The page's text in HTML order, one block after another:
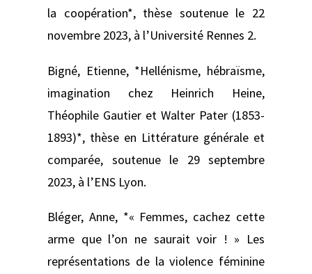
la coopération*, thèse soutenue le 22
novembre 2023, à l’Université Rennes 2.
Bigné, Etienne, *Hellénisme, hébraïsme,
imagination chez Heinrich Heine,
Théophile Gautier et Walter Pater (1853-
1893)*, thèse en Littérature générale et
comparée, soutenue le 29 septembre
2023, à l’ENS Lyon.
Bléger, Anne, *« Femmes, cachez cette
arme que l’on ne saurait voir ! » Les
représentations de la violence féminine